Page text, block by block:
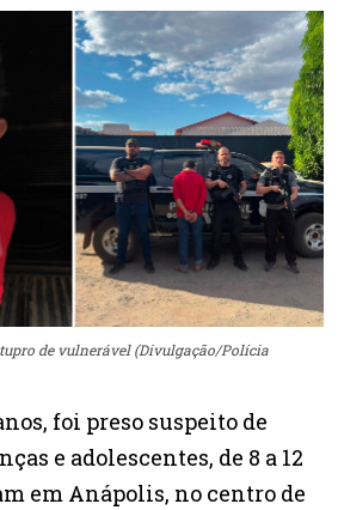
de vulnerável (Divulgação/Polícia
foi preso suspeito de
e adolescentes, de 8 a 12
em Anápolis, no centro de